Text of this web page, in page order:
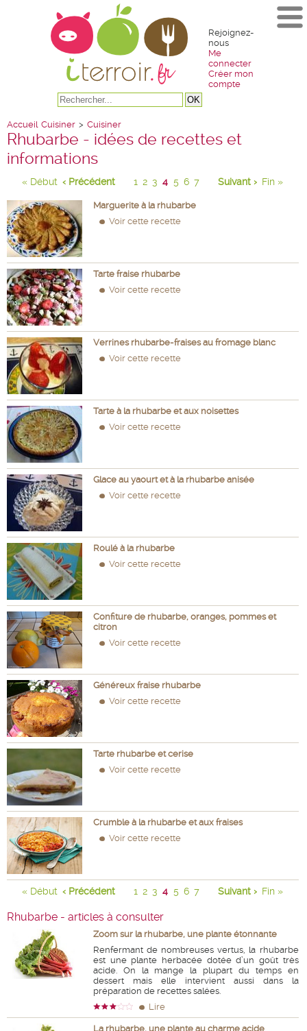
Rejoignez-
nous
Me
connecter
Créer mon
compte
Accueil Cuisiner > Cuisiner
Rhubarbe - idées de recettes et
informations
« Début ‹ Précédent 1 2 3 4 5 6 7 Suivant › Fin »
Marguerite à la rhubarbe
Voir cette recette
Tarte fraise rhubarbe
Voir cette recette
Verrines rhubarbe-fraises au fromage blanc
Voir cette recette
Tarte à la rhubarbe et aux noisettes
Voir cette recette
Glace au yaourt et à la rhubarbe anisée
Voir cette recette
Roulé à la rhubarbe
Voir cette recette
Confiture de rhubarbe, oranges, pommes et
citron
Voir cette recette
Généreux fraise rhubarbe
Voir cette recette
Tarte rhubarbe et cerise
Voir cette recette
Crumble à la rhubarbe et aux fraises
Voir cette recette
« Début ‹ Précédent 1 2 3 4 5 6 7 Suivant › Fin »
Rhubarbe - articles à consulter
Zoom sur la rhubarbe, une plante étonnante
Renfermant de nombreuses vertus, la rhubarbe
est une plante herbacée dotée d’un goût très
acide. On la mange la plupart du temps en
dessert mais elle intervient aussi dans la
préparation de recettes salées.
Lire
La rhubarbe, une plante au charme acide